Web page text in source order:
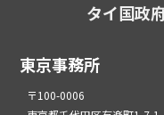
タイ国政
東京事務所
〒100-0006